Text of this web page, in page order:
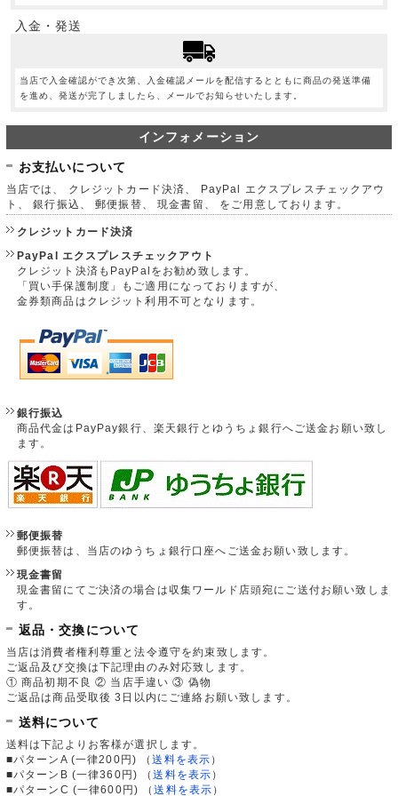
入金・発送
当店で入金確認ができ次第、入金確認メールを配信するとともに商品の発送準備
を進め、発送が完了しましたら、メールでお知らせいたします。
インフォメーション
お支払いについて
当店では、 クレジットカード決済、 PayPal エクスプレスチェックアウ
ト、 銀行振込、 郵便振替、 現金書留、 をご用意しております。
クレジットカード決済
PayPal エクスプレスチェックアウト
クレジット決済もPayPalをお勧め致します。
「買い手保護制度」もご適用になっておりますが、
金券類商品はクレジット利用不可となります。
銀行振込
商品代金はPayPay銀行、楽天銀行とゆうちょ銀行へご送金お願い致し
ます。
郵便振替
郵便振替は、当店のゆうちょ銀行口座へご送金お願い致します。
現金書留
現金書留にてご決済の場合は収集ワールド店頭宛にご送付お願い致しま
す。
返品・交換について
当店は消費者権利尊重と法令遵守を約束致します。
ご返品及び交換は下記理由のみ対応致します。
① 商品初期不良 ② 当店手違い ③ 偽物
ご返品は商品受取後 3日以内にご連絡お願い致します。
送料について
送料は下記よりお客様が選択します。
■パターンA (一律200円)
（送料を表示 ）
■パターンB (一律360円)
（送料を表示 ）
■パターンC (一律600円)
（送料を表示 ）